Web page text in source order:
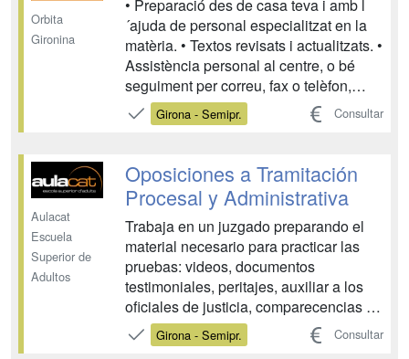
Orbita
Gironina
• Preparació des de casa teva i amb l
´ajuda de personal especialitzat en la
matèria. • Textos revisats i actualitzats. •
Assistència personal al centre, o bé
seguiment per correu, fax o telèfon,
durant tot el període de formació,
resolent tots els dubtes que puguin
´autoavaluacions que permeten segu...
Girona - Semipr. Consultar
Aulacat
Escuela
Superior de
Adultos
Oposiciones a Tramitación
Procesal y Administrativa
Trabaja en un juzgado preparando el
material necesario para practicar las
pruebas: videos, documentos
testimoniales, peritajes, auxiliar a los
oficiales de justicia, comparecencias y
declaraciones a los testigos y las partes
del proceso. Corresponde al Cuerpo de
Girona - Semipr. Consultar